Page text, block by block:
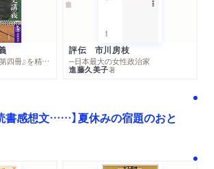
─『丸山眞男講義録 第四冊』を精読する
評伝 市川房枝
─日本最大の女性政治家
進藤久美子著
書感想文……】夏休みの宿題のおと